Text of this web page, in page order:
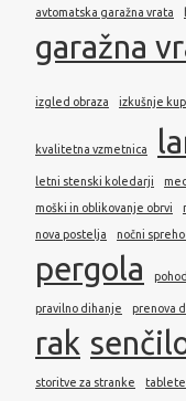
avtomatska garažna vrata
garažna
izgled obraza izkušnje
kvalitetna vzmetnica
letni stenski koledarji
moški in oblikovanje obrvi
nova postelja
nočni
pergola
pravilno dihanje prenova
rak
storitve za stranke